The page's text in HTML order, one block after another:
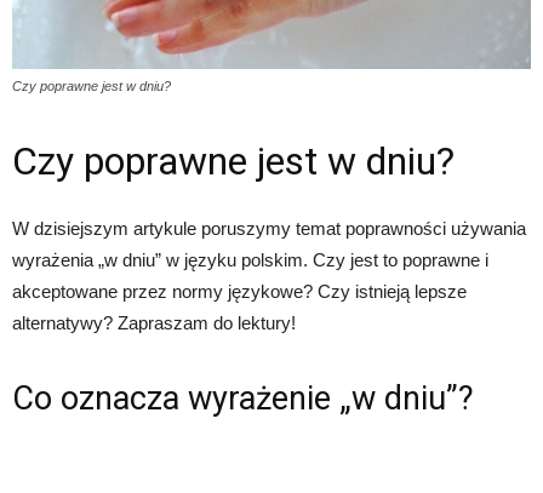
Czy poprawne jest w dniu?
Czy poprawne jest w dniu?
W dzisiejszym artykule poruszymy temat poprawności używania
wyrażenia „w dniu” w języku polskim. Czy jest to poprawne i
akceptowane przez normy językowe? Czy istnieją lepsze
alternatywy? Zapraszam do lektury!
Co oznacza wyrażenie „w dniu”?